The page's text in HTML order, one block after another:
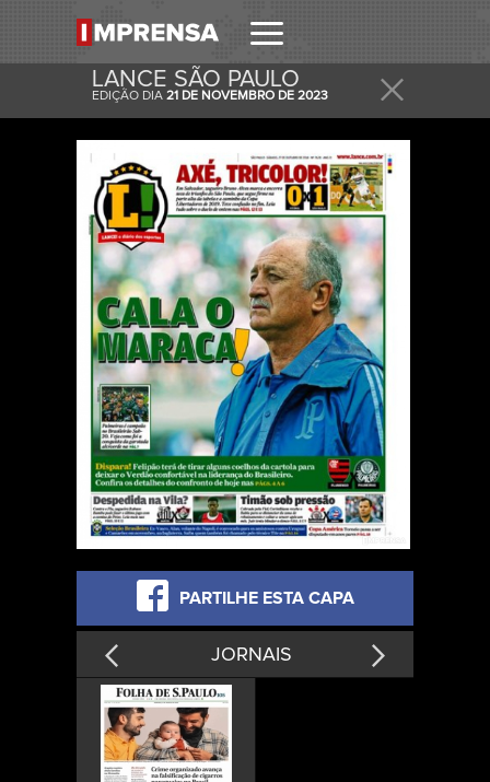
LANCE SÃO PAULO
EDIÇÃO DIA 21 DE NOVEMBRO DE 2023
RECEBER
RECEBA ESTA E OUTRAS CAPAS NO SEU EMAIL
DIARIAMENTE.
PARTILHE ESTA CAPA
JORNAIS